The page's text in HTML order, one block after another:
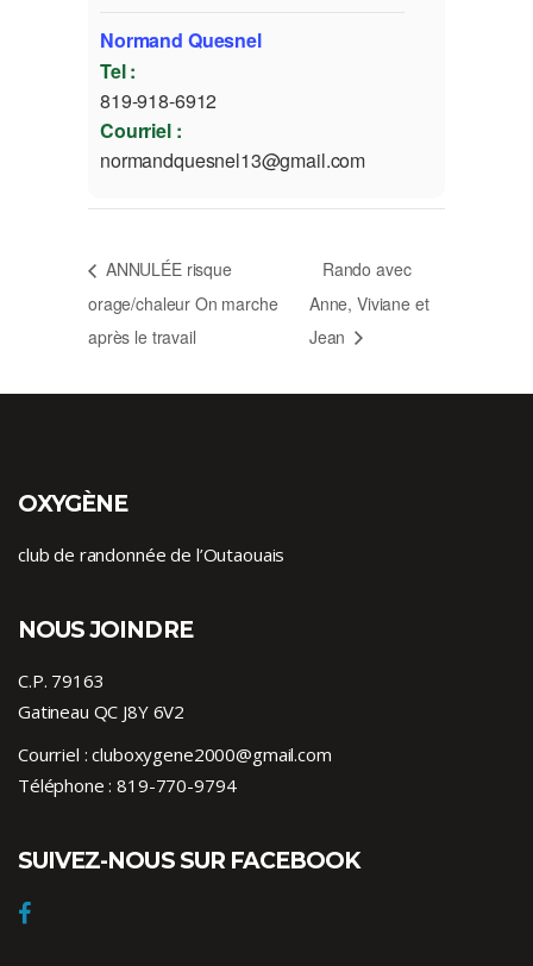
Normand Quesnel
Tel :
819-918-6912
Courriel :
normandquesnel13@gmail.com
ANNULÉE risque
orage/chaleur On marche
après le travail
Rando avec
Anne, Viviane et
Jean
OXYGÈNE
club de randonnée de l’Outaouais
NOUS JOINDRE
C.P. 79163
Gatineau QC J8Y 6V2
Courriel :cluboxygene2000@gmail.com
Téléphone :819-770-9794
SUIVEZ-NOUS SUR FACEBOOK